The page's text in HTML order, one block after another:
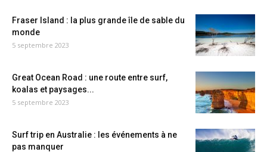
Fraser Island : la plus grande île de sable du
monde
5 septembre 2023
Great Ocean Road : une route entre surf,
koalas et paysages...
5 septembre 2023
Surf trip en Australie : les événements à ne
pas manquer